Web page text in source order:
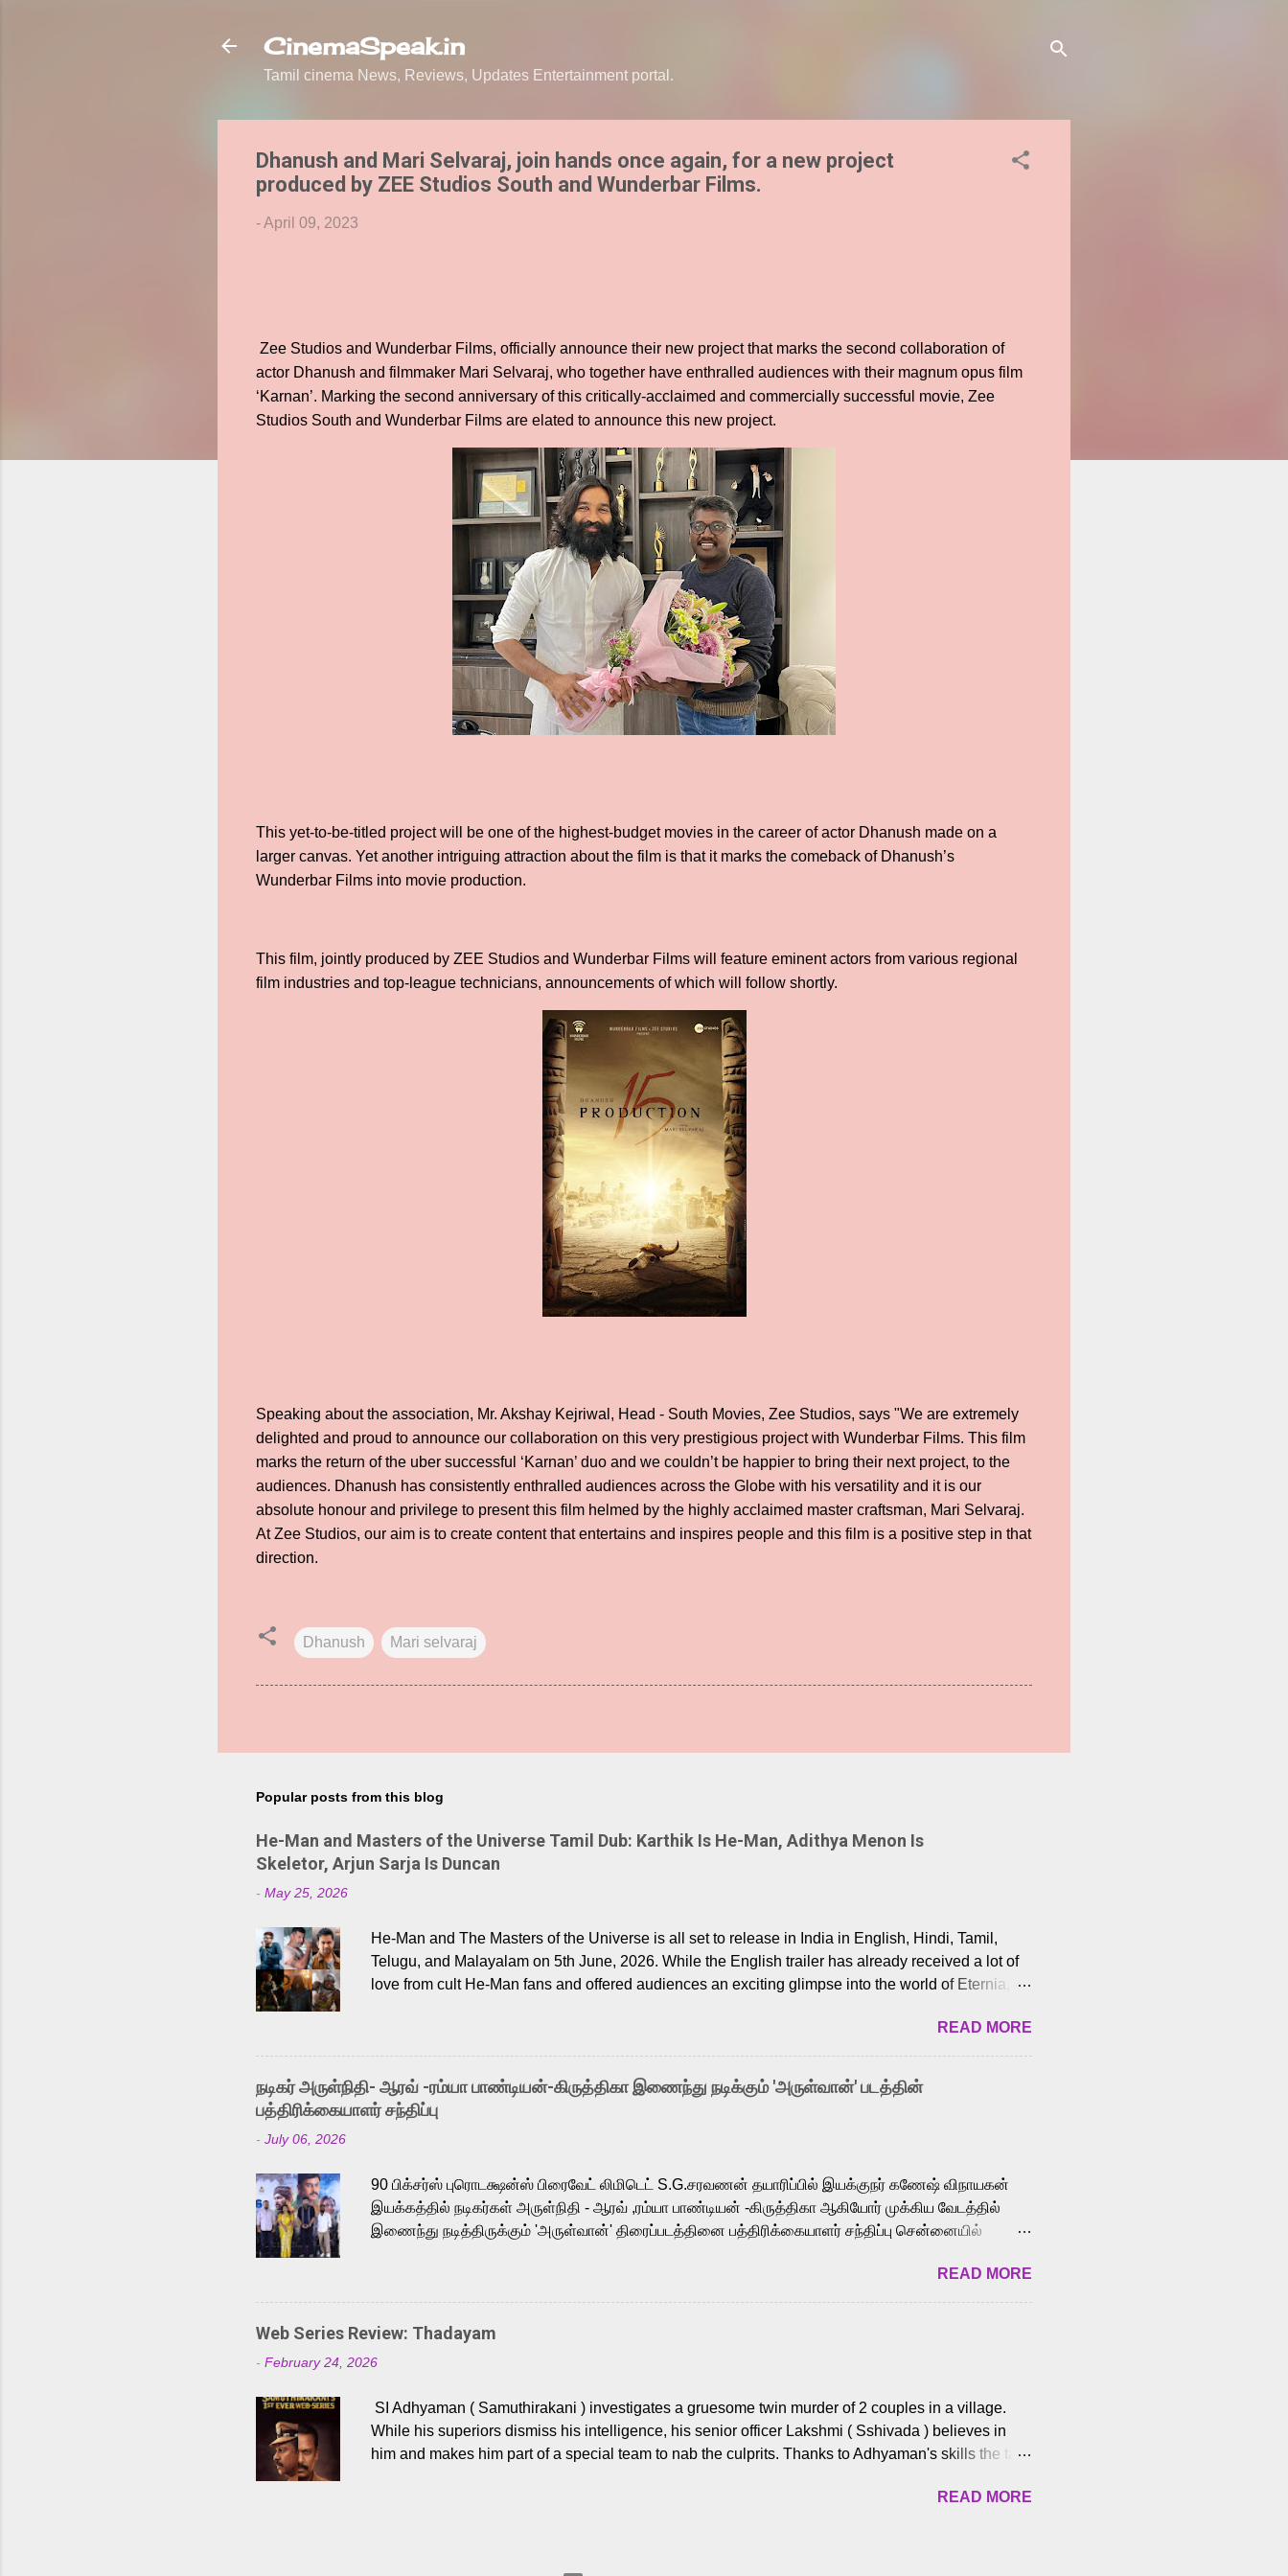
CinemaSpeak.in
Tamil cinema News, Reviews, Updates Entertainment portal.
Dhanush and Mari Selvaraj, join hands once again, for a new project
produced by ZEE Studios South and Wunderbar Films.
-April 09, 2023
Zee Studios and Wunderbar Films, officially announce their new project that marks the second collaboration of
actor Dhanush and filmmaker Mari Selvaraj, who together have enthralled audiences with their magnum opus film
‘Karnan’. Marking the second anniversary of this critically-acclaimed and commercially successful movie, Zee
Studios South and Wunderbar Films are elated to announce this new project.
This yet-to-be-titled project will be one of the highest-budget movies in the career of actor Dhanush made on a
larger canvas. Yet another intriguing attraction about the film is that it marks the comeback of Dhanush’s
Wunderbar Films into movie production.
This film, jointly produced by ZEE Studios and Wunderbar Films will feature eminent actors from various regional
film industries and top-league technicians, announcements of which will follow shortly.
Speaking about the association, Mr. Akshay Kejriwal, Head - South Movies, Zee Studios, says "We are extremely
delighted and proud to announce our collaboration on this very prestigious project with Wunderbar Films. This film
marks the return of the uber successful ‘Karnan’ duo and we couldn’t be happier to bring their next project, to the
audiences. Dhanush has consistently enthralled audiences across the Globe with his versatility and it is our
absolute honour and privilege to present this film helmed by the highly acclaimed master craftsman, Mari Selvaraj.
At Zee Studios, our aim is to create content that entertains and inspires people and this film is a positive step in that
direction.
Dhanush Mari selvaraj
Popular posts from this blog
He-Man and Masters of the Universe Tamil Dub: Karthik Is He-Man, Adithya Menon Is
Skeletor, Arjun Sarja Is Duncan
- May 25, 2026
He-Man and The Masters of the Universe is all set to release in India in English, Hindi, Tamil,
Telugu, and Malayalam on 5th June, 2026. While the English trailer has already received a lot of
love from cult He-Man fans and offered audiences an exciting glimpse into the world of Eternia,
Adding to the growing buzz is the film’s powerful Tamil voice cast led by celebrated playback
singer Karthik, who lends his voice to the iconic superhero He-Man. Known for memorable songs
like “Behene De” from Raavan, “Oru Maalai” from Ghajini, and “Mun Andhi” from 7 Aum Arivu,
Karthik is loved for his versatile voice and strong command over multiple languages, making him
a strong fit for the legendary character. Adithya Menon, known for portraying memorable
READ MORE
நடிகர் அருள்நிதி- ஆரவ் -ரம்யா பாண்டியன்-கிருத்திகா இணைந்து நடிக்கும் 'அருள்வான்' படத்தின்
பத்திரிக்கையாளர் சந்திப்பு
- July 06, 2026
90 பிக்சர்ஸ் புரொடக்ஷன்ஸ் பிரைவேட் லிமிடெட் S.G.சரவணன் தயாரிப்பில் இயக்குநர் கணேஷ் விநாயகன்
இயக்கத்தில் நடிகர்கள் அருள்நிதி - ஆரவ் ,ரம்யா பாண்டியன் -கிருத்திகா ஆகியோர் முக்கிய வேடத்தில்
இணைந்து நடித்திருக்கும் 'அருள்வான்' திரைப்படத்தினை பத்திரிக்கையாளர் சந்திப்பு சென்னையில்
அருள்நிதி, ஆரவ், காளி வெங்கட், ரம்யா பாண்டியன், வி டி வி கணேஷ் , ஜான் விஜய், பேபி கிருத்திகா,
'பருத்திவீரன்' சரவணன், ஹரிஷ் உத்தமன் உள்ளிட்ட பலர் நடித்திருக்கிறார்கள். எம். சுகுமார் ஒளிப்பதிவு
செய்திருக்கும் இந்த திரைப்படத்திற்கு ஜீ. வி. பிரகாஷ் குமார் இசையமைத்திருக்கிறார். லால்குடி
இளையராஜா கலை இயக்கத்தை கவனிக்க.. லாரன்ஸ் கிஷோர் படத் தொகுப்பு பணிகளை
மேற்கொண்டிருக்கிறார். கல்வியின் அவசியத்தை வலியுறுத்தி தயாராகி இருக்கும் இந்தத் திரைப்படத்தை 90
இப்படத்தை சக்தி பிலிம் ஃபேக்டரி நிறுவனம் சார்பில் சக்திவேலன் வழங...
READ MORE
Web Series Review: Thadayam
- February 24, 2026
SI Adhyaman ( Samuthirakani ) investigates a gruesome twin murder of 2 couples in a village.
While his superiors dismiss his intelligence, his senior officer Lakshmi ( Sshivada ) believes in
him and makes him part of a special team to nab the culprits. Thanks to Adhyaman's skills the task
begin to dig deeper, several layers emerge which link the case to events dating back to 1995.
READ MORE